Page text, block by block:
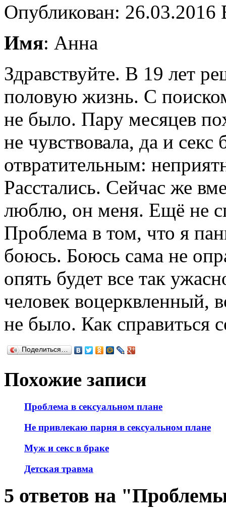
Опубликован:
Имя: Анна
Здравствуйте. В 19 лет
половую жизнь. С
не было. Пару месяцев
не чувствовала, да и секс
отвратительным:
Расстались. Сейчас же
люблю, он меня. Ещё не
Проблема в том, что я
боюсь. Боюсь сама не
опять будет все так
человек воцерквленный,
не было. Как справиться
Поделиться…
Похожие записи
Проблема в сексуальном плане
Не привлекаю парня в сексуальном плане
Муж и секс в браке
Детская травма
5 ответов на